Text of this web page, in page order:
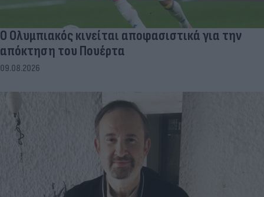
Ο Ολυμπιακός κινείται αποφασιστικά για την
απόκτηση του Πουέρτα
09.08.2026